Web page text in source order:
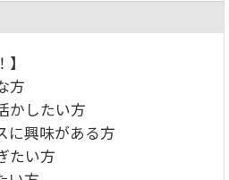
方
かしたい方
に興味がある方
たい方